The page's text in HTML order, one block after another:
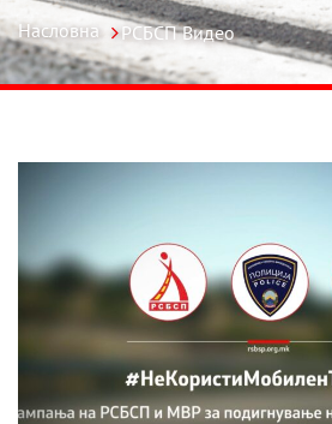
Насловна РСБСП Видео